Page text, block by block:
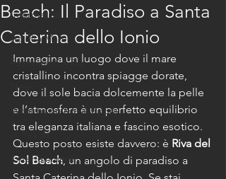
Information
Attività Mare
Restaurant & Bar
New
What to do & escursioni
In Resort
Entertainment
Beach: Il Paradiso a Santa
Caterina dello Ionio
Immagina un luogo dove il mare
cristallino incontra spiagge dorate,
dove il sole bacia dolcemente la pelle
e l’atmosfera è un perfetto equilibrio
tra eleganza italiana e fascino esotico.
Questo posto esiste davvero: è Riva del
Sol Beach, un angolo di paradiso a